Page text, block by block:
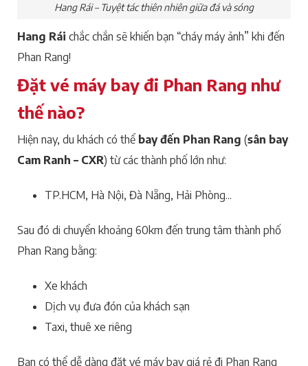
Hang Rái – Tuyệt tác thiên nhiên giữa đá và sóng
Hang Rái chắc chắn sẽ khiến bạn “cháy máy ảnh” khi đến
Phan Rang!
Đặt vé máy bay đi Phan Rang như
thế nào?
Hiện nay, du khách có thể bay đến Phan Rang (sân bay
Cam Ranh – CXR) từ các thành phố lớn như:
TP.HCM, Hà Nội, Đà Nẵng, Hải Phòng...
Sau đó di chuyển khoảng 60km đến trung tâm thành phố
Phan Rang bằng:
Xe khách
Dịch vụ đưa đón của khách sạn
Taxi, thuê xe riêng
Bạn có thể dễ dàng đặt vé máy bay giá rẻ đi Phan Rang